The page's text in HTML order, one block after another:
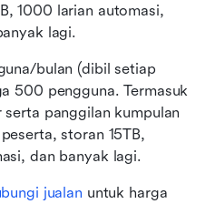
1000 larian automasi,
lagi.
bulan (dibil setiap
500 pengguna. Termasuk
panggilan kumpulan
storan 15TB,
dan banyak lagi.
jualan untuk harga